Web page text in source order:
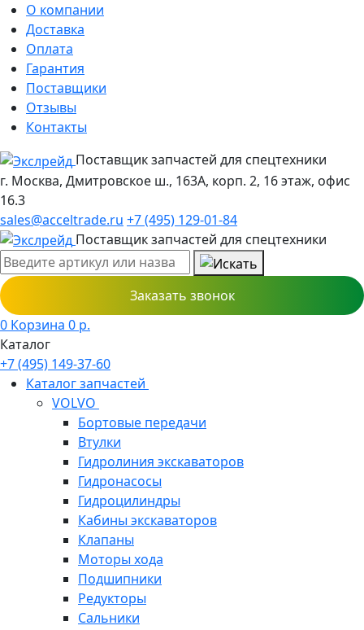
О компании
Доставка
Оплата
Гарантия
Поставщики
Отзывы
Контакты
Поставщик запчастей для спецтехники
г. Москва, Дмитровское ш., 163А, корп. 2, 16 этаж, офис
16.3
sales@acceltrade.ru +7 (495) 129-01-84
Поставщик запчастей для спецтехники
Заказать звонок
0 Корзина 0 р.
Каталог
+7 (495) 149-37-60
Каталог запчастей
VOLVO
Бортовые передачи
Втулки
Гидролиния экскаваторов
Гидронасосы
Гидроцилиндры
Кабины экскаваторов
Клапаны
Моторы хода
Подшипники
Редукторы
Сальники